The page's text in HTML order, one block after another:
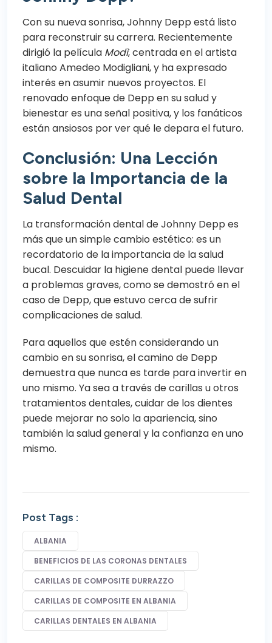
Con su nueva sonrisa, Johnny Depp está listo
para reconstruir su carrera. Recientemente
dirigió la película Modì, centrada en el artista
italiano Amedeo Modigliani, y ha expresado
interés en asumir nuevos proyectos. El
renovado enfoque de Depp en su salud y
bienestar es una señal positiva, y los fanáticos
están ansiosos por ver qué le depara el futuro.
Conclusión: Una Lección
sobre la Importancia de la
Salud Dental
La transformación dental de Johnny Depp es
más que un simple cambio estético: es un
recordatorio de la importancia de la salud
bucal. Descuidar la higiene dental puede llevar
a problemas graves, como se demostró en el
caso de Depp, que estuvo cerca de sufrir
complicaciones de salud.
Para aquellos que estén considerando un
cambio en su sonrisa, el camino de Depp
demuestra que nunca es tarde para invertir en
uno mismo. Ya sea a través de carillas u otros
tratamientos dentales, cuidar de los dientes
puede mejorar no solo la apariencia, sino
también la salud general y la confianza en uno
mismo.
Post Tags :
ALBANIA
BENEFICIOS DE LAS CORONAS DENTALES
CARILLAS DE COMPOSITE DURRAZZO
CARILLAS DE COMPOSITE EN ALBANIA
CARILLAS DENTALES EN ALBANIA